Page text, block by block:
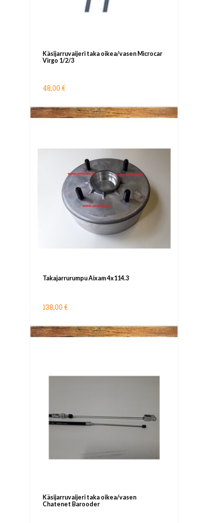
Käsijarruvaijeri taka oikea/vasen Microcar
Virgo 1/2/3
48,00 €
Takajarrurumpu Aixam 4x114.3
138,00 €
Käsijarruvaijeri taka oikea/vasen
Chatenet Barooder